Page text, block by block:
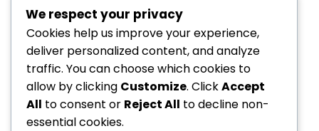
Save my name, email, and website in this
browser for the next time I comment.
We respect your privacy
Cookies help us improve your experience,
deliver personalized content, and analyze
traffic. You can choose which cookies to
allow by clicking Customize. ClickAccept
All to consent or Reject All to decline non-
essential cookies.